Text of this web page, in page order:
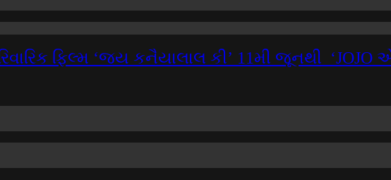
ફિલ્મ ‘જય કનૈયાલાલ કી’ 11મી જૂનથી